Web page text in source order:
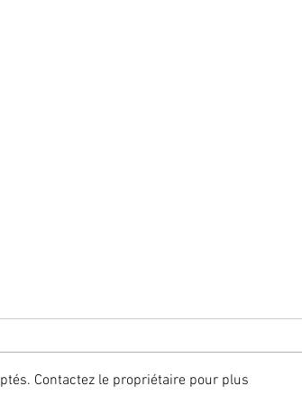
Contactez le propriétaire pour plus